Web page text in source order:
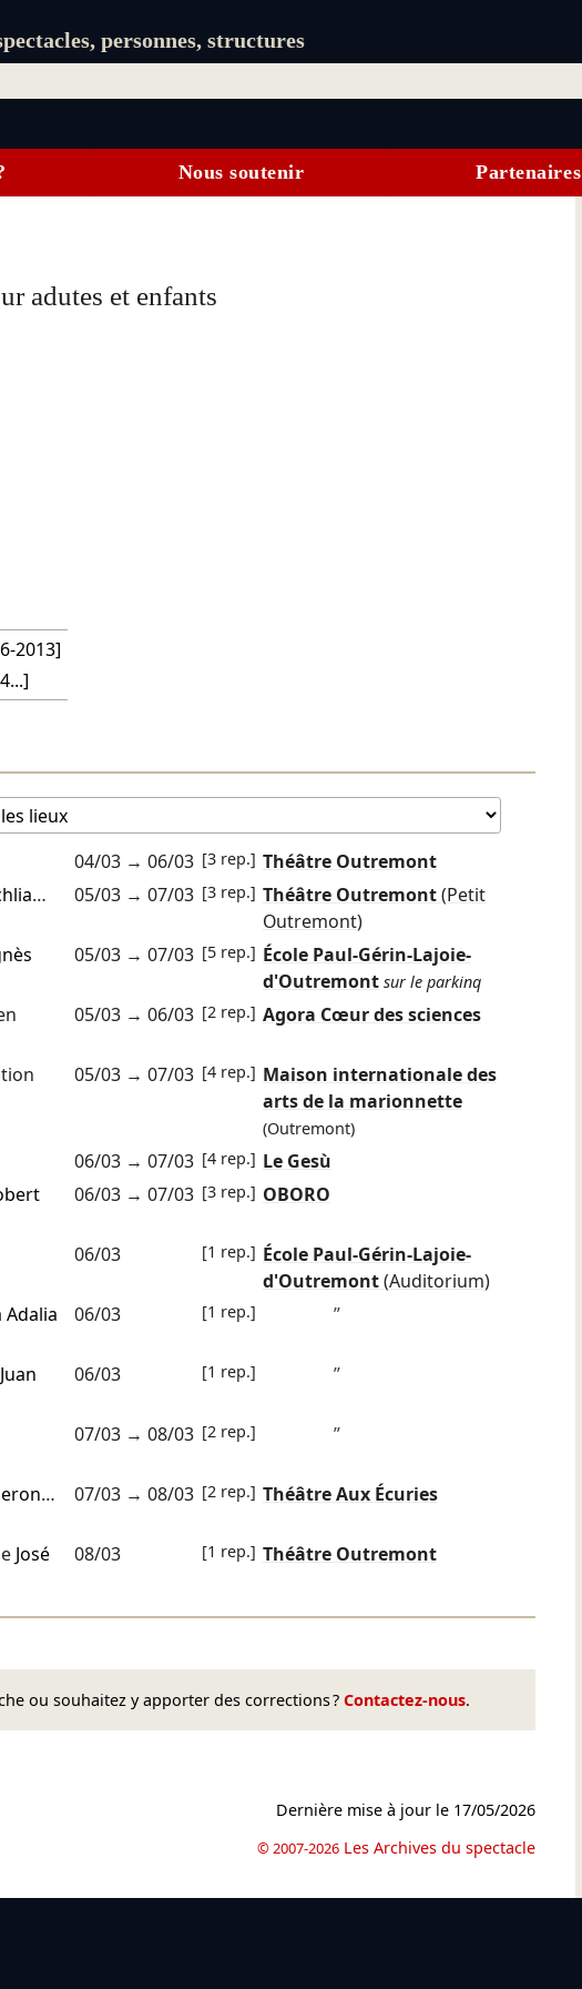
personnes, structures
Nous soutenir Partenaires
adutes et enfants
2013]
04/03→ 06/03 [3 rep.] Théâtre Outremont
… 05/03→ 07/03 [3 rep.] Théâtre Outremont(Petit
Outremont)
05/03→ 07/03 [5 rep.] École Paul-Gérin-Lajoie-
d'Outremont sur le parkinq
05/03→ 06/03 [2 rep.] Agora Cœur des sciences
05/03→ 07/03 [4 rep.] Maison internationale des
arts de la marionnette
(Outremont)
06/03→ 07/03 [4 rep.] Le Gesù
06/03→ 07/03 [3 rep.] OBORO
06/03 [1 rep.] École Paul-Gérin-Lajoie-
d'Outremont(Auditorium)
Adalia
06/03 [1 rep.] ”
Juan
06/03 [1 rep.] ”
07/03→ 08/03 [2 rep.] ”
…
07/03→ 08/03 [2 rep.] Théâtre Aux Écuries
José
08/03 [1 rep.] Théâtre Outremont
ou souhaitez y apporter des corrections ? Contactez-nous.
Dernière mise à jour le 17/05/2026
© 2007-2026 Les Archives du spectacle